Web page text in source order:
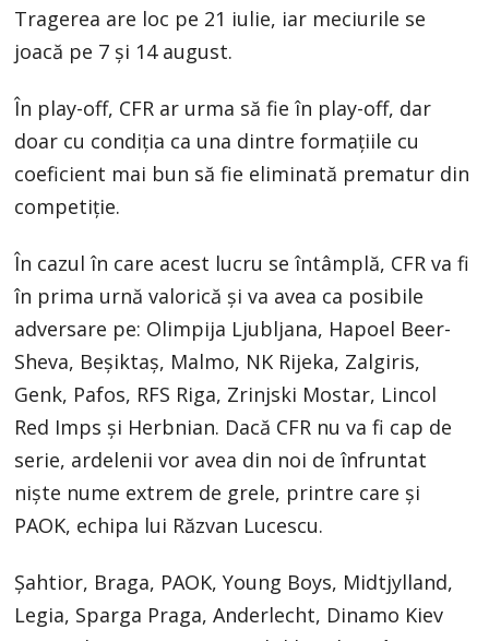
Tragerea are loc pe 21 iulie, iar meciurile se
joacă pe 7 și 14 august.
În play-off, CFR ar urma să fie în play-off, dar
doar cu condiția ca una dintre formațiile cu
coeficient mai bun să fie eliminată prematur din
competiție.
În cazul în care acest lucru se întâmplă, CFR va fi
în prima urnă valorică și va avea ca posibile
adversare pe: Olimpija Ljubljana, Hapoel Beer-
Sheva, Beșiktaș, Malmo, NK Rijeka, Zalgiris,
Genk, Pafos, RFS Riga, Zrinjski Mostar, Lincol
Red Imps și Herbnian. Dacă CFR nu va fi cap de
serie, ardelenii vor avea din noi de înfruntat
niște nume extrem de grele, printre care și
PAOK, echipa lui Răzvan Lucescu.
Șahtior, Braga, PAOK, Young Boys, Midtjylland,
Legia, Sparga Praga, Anderlecht, Dinamo Kiev